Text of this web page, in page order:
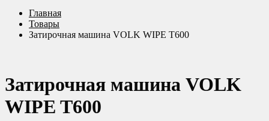
Главная
Товары
Затирочная машина VOLK WIPE T600
Затирочная машина VOLK
WIPE T600